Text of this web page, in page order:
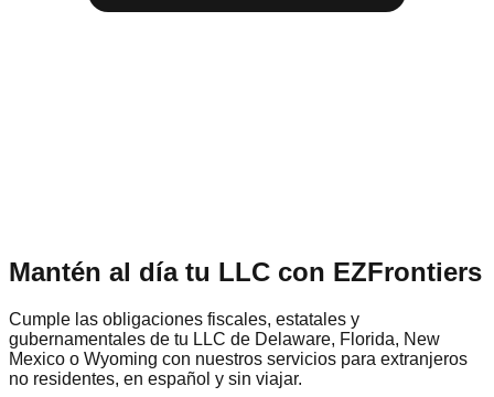
Mantén al día tu LLC con EZFrontiers
Cumple las obligaciones fiscales, estatales y
gubernamentales de tu LLC de Delaware, Florida, New
Mexico o Wyoming con nuestros servicios para extranjeros
no residentes, en español y sin viajar.